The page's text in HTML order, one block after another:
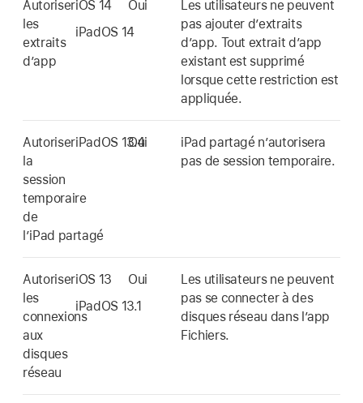
Autoriser
les
extraits
d’app
iOS 14
iPadOS 14
Oui
Les utilisateurs ne peuvent
pas ajouter d’extraits
d’app. Tout extrait d’app
existant est supprimé
lorsque cette restriction est
appliquée.
Autoriser
la
session
temporaire
de
l’iPad partagé
iPadOS 13.4
Oui iPad partagén’autorisera
pas de session temporaire.
Autoriser
les
connexions
aux
disques
réseau
iOS 13
iPadOS 13.1
Oui
Les utilisateurs ne peuvent
pas se connecter à des
disques réseau dans l’app
Fichiers.